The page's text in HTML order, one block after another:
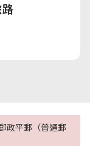
政平郵（普通郵